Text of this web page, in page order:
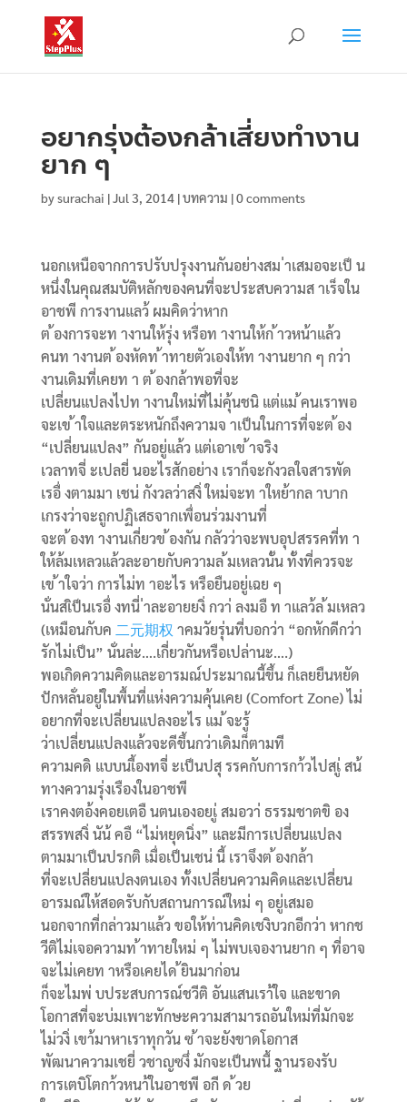
อยากรุ่งต้องกล้าเสี่ยงทำงาน
ยาก ๆ
bysurachai |Jul 3, 2014|บทความ |0 comments
นอกเหนือจากการปรับปรุงงานกันอย่างสม ่าเสมอจะเป็ น
หนึ่งในคุณสมบัติหลักของคนที่จะประสบความส าเร็จใน
อาชพี การงานแลว้ ผมคิดว่าหาก
ต ้องการจะท างานให้รุ่ง หรือท างานให้ก ้าวหน้าแล้ว
คนท างานต ้องหัดท ้าทายตัวเองให้ท างานยาก ๆ กว่า
งานเดิมที่เคยท า ต ้องกล้าพอที่จะ
เปลี่ยนแปลงไปท างานใหม่ที่ไม่คุ้นชนิ แต่แม ้คนเราพอ
จะเข ้าใจและตระหนักถึงความจ าเป็นในการที่จะต ้อง
“เปลี่ยนแปลง” กันอยู่แล้ว แต่เอาเข ้าจริง
เวลาทจี่ ะเปลยี่ นอะไรสักอย่าง เราก็จะกังวลใจสารพัด
เรอื่ งตามมา เชน่ กังวลว่าสงิ่ ใหม่จะท าใหย้ากล าบาก
เกรงว่าจะถูกปฏิเสธจากเพื่อนร่วมงานที่
จะต ้องท างานเกี่ยวข ้องกัน กลัวว่าจะพบอุปสรรคที่ท า
ให้ล้มเหลวแล้วละอายกับความล ้มเหลวนั้น ทั้งที่ควรจะ
เข ้าใจว่า การไม่ท าอะไร หรือยืนอยู่เฉย ๆ
นั่นสเิป็นเรอื่ งทนี่ ่าละอายยงิ่ กวา่ ลงมอื ท าแลว้ล ้มเหลว
(เหมือนกับค 二元期权 าคมวัยรุ่นที่บอกว่า “อกหักดีกว่า
รักไม่เป็น” นั่นล่ะ….เกี่ยวกันหรือเปล่านะ….)
พอเกิดความคิดและอารมณ์ประมาณนี้ขึ้น ก็เลยยืนหยัด
ปักหลั่นอยู่ในพื้นที่แห่งความคุ้นเคย (Comfort Zone) ไม่
อยากที่จะเปลี่ยนแปลงอะไร แม ้จะรู้
ว่าเปลี่ยนแปลงแล้วจะดีขึ้นกว่าเดิมก็ตามที
ความคดิ แบบนเี้องทจี่ ะเป็นปสุ รรคกับการกา้วไปสเู่ สน้
ทางความรุ่งเรืองในอาชพี
เราคงตอ้งคอยเตอื นตนเองอยเู่ สมอวา่ ธรรมชาตขิ อง
สรรพสงิ่ นัน้ คอื “ไม่หยุดนิ่ง” และมีการเปลี่ยนแปลง
ตามมาเป็นปรกติ เมื่อเป็นเชน่ นี้ เราจึงต ้องกล้า
ที่จะเปลี่ยนแปลงตนเอง ทั้งเปลี่ยนความคิดและเปลี่ยน
อารมณ์ให้สอดรับกับสถานการณ์ใหม่ ๆ อยู่เสมอ
นอกจากที่กล่าวมาแล้ว ขอให้ท่านคิดเชงิบวกอีกว่า หากช
วีติไม่เจอความท ้าทายใหม่ ๆ ไม่พบเจองานยาก ๆ ที่อาจ
จะไม่เคยท าหรือเคยได ้ยินมาก่อน
ก็จะไมพ่ บประสบการณ์ชวีติ อันแสนเรา้ใจ และขาด
โอกาสที่จะบ่มเพาะทักษะความสามารถอันใหม่ที่มักจะ
ไม่วงิ่ เขา้มาหาเราทุกวัน ซ ้าจะยังขาดโอกาส
พัฒนาความเชยี่ วชาญซงึ่ มักจะเป็นพนื้ ฐานรองรับ
การเตบิโตกา้วหนา้ในอาชพี อกี ด ้วย